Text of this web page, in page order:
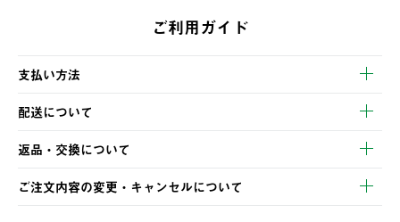
ご利用ガイド
支払い方法
以下のいずれかの方法でお支払いいただけます。
・クレジットカード決済
・コンビニ決済
・Pay-easy決済
配送について
【発送スケジュール】
ご注文・ご入金完了より2営業日以内に商品を発送いたします。
土日祝の発送はございませんので、木曜日以降のご注文は週明け
の発送となる場合がございます。
返品・交換について
※お客様都合の場合
ご注文内容の変更・キャンセルについて